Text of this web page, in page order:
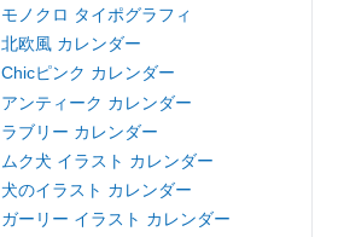
モノクロ タイポグラフィ
北欧風 カレンダー
Chicピンク カレンダー
アンティーク カレンダー
ラブリー カレンダー
ムク犬 イラスト カレンダー
犬のイラスト カレンダー
ガーリー イラスト カレンダー